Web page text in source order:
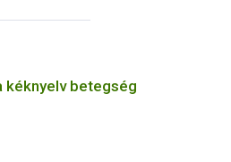
kéknyelv betegség